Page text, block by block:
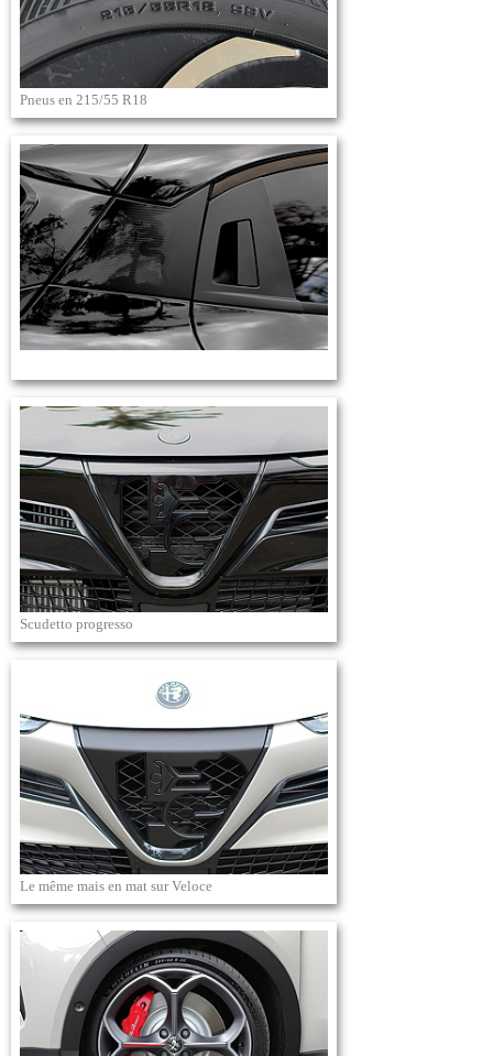
Pneus en 215/55 R18
Scudetto progresso
Le même mais en mat sur Veloce